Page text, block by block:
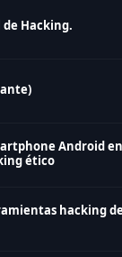
de Hacking.
Android en
ético
hacking